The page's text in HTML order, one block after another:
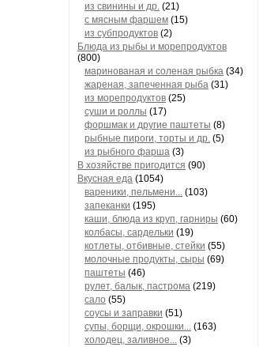
из свинины и др. (21)
с мясным фаршем (15)
из субпродуктов (2)
Блюда из рыбы и морепродуктов
(800)
маринованая и соленая рыбка (34)
жареная, запеченная рыба (31)
из морепродуктов (25)
суши и роллы (17)
форшмак и другие паштеты (8)
рыбные пироги, торты и др. (5)
из рыбного фарша (3)
В хозяйстве пригодится (90)
Вкусная еда (1054)
вареники, пельмени... (103)
запеканки (195)
каши, блюда из круп, гарниры (60)
колбасы, сардельки (19)
котлеты, отбивные, стейки (55)
молочные продукты, сыры (69)
паштеты (46)
рулет, балык, пастрома (219)
сало (55)
соусы и заправки (51)
супы, борщи, окрошки... (163)
холодец, заливное... (3)